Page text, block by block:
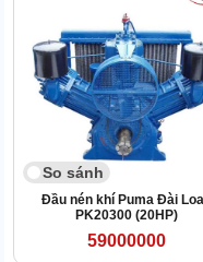
Puma Đài Loan
So sánh
Đầu nén khí Puma Đài
PK20300 (20HP)
59000000